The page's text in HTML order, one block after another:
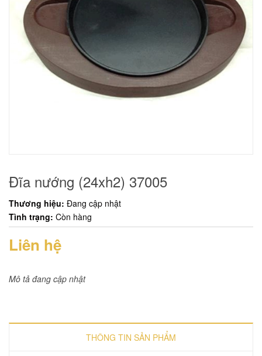
Đĩa nướng (24xh2) 37005
Thương hiệu: Đang cập nhật
Tình trạng: Còn hàng
Liên hệ
Mô tả đang cập nhật
THÔNG TIN SẢN PHẨM